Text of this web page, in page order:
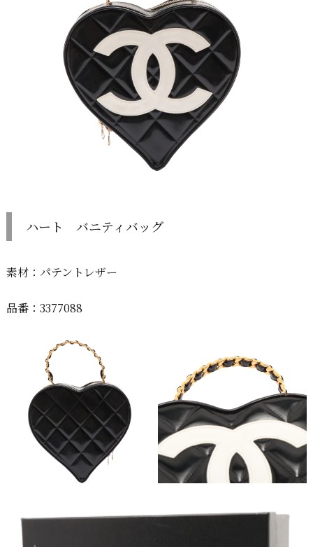
ハート バニティバッグ
素材：パテントレザー
品番：3377088